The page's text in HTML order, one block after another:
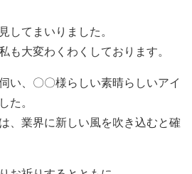
してまいりました。
も大変わくわくしております。
い、〇〇様らしい素晴らしいアイ
た。
、業界に新しい風を吹き込むと確